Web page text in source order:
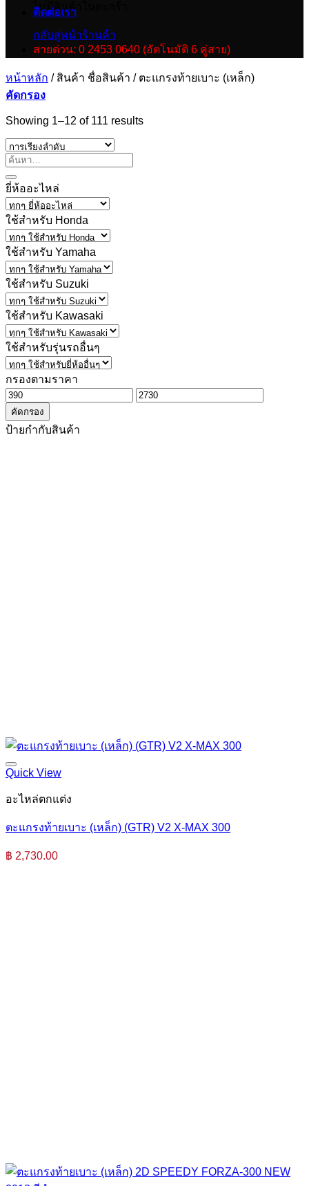
ไม่มีสินค้าในตะกร้า
กลับสู่หน้าร้านค้า
ติดต่อเรา
สายด่วน: 0 2453 0640 (อัตโนมัติ 6 คู่สาย)
หน้าหลัก /สินค้า ชื่อสินค้า /ตะแกรงท้ายเบาะ (เหล็ก)
คัดกรอง
Showing 1–12 of 111 results
ยี่ห้ออะไหล่
ใช้สำหรับ Honda
ใช้สำหรับ Yamaha
ใช้สำหรับ Suzuki
ใช้สำหรับ Kawasaki
ใช้สำหรับรุ่นรถอื่นๆ
กรองตามราคา
ราคา
ต่ำ
สุด
ราคา
คัดกรอง
ป้ายกำกับสินค้า
Quick View
อะไหล่ตกแต่ง
ตะแกรงท้ายเบาะ (เหล็ก) (GTR) V2 X-MAX 300
฿ 2,730.00